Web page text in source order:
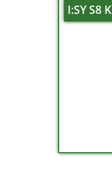
I:SY S8 K